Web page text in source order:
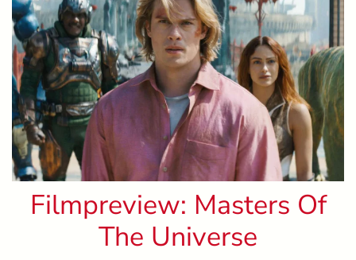
Filmpreview: Masters Of
The Universe